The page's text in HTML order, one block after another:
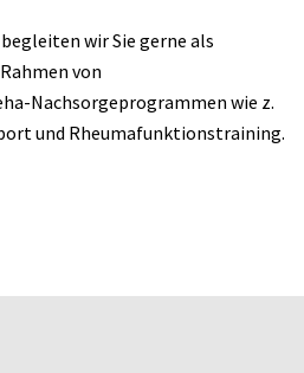
wir Sie gerne als
von
Nachsorgeprogrammen wie z.
und Rheumafunktionstraining.